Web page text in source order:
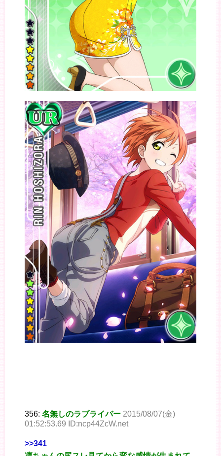
356: 名無しのラブライバー 2015/08/07(金)
01:52:53.69 ID:ncp44ZcW.net
>>341